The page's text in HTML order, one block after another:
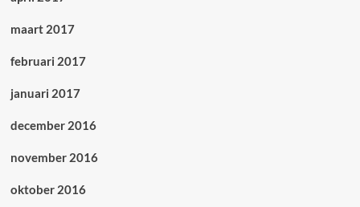
maart 2017
februari 2017
januari 2017
december 2016
november 2016
oktober 2016